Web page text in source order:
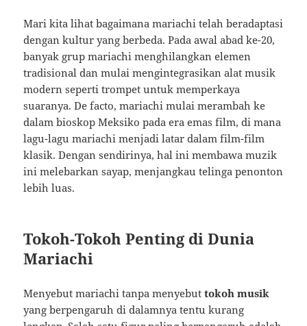
Mari kita lihat bagaimana mariachi telah beradaptasi
dengan kultur yang berbeda. Pada awal abad ke-20,
banyak grup mariachi menghilangkan elemen
tradisional dan mulai mengintegrasikan alat musik
modern seperti trompet untuk memperkaya
suaranya. De facto, mariachi mulai merambah ke
dalam bioskop Meksiko pada era emas film, di mana
lagu-lagu mariachi menjadi latar dalam film-film
klasik. Dengan sendirinya, hal ini membawa muzik
ini melebarkan sayap, menjangkau telinga penonton
lebih luas.
Tokoh-Tokoh Penting di Dunia
Mariachi
Menyebut mariachi tanpa menyebuttokoh musik
yang berpengaruh di dalamnya tentu kurang